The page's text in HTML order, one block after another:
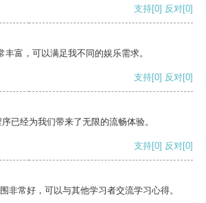
支持[0] 反对[0]
丰富，可以满足我不同的娱乐需求。
支持[0] 反对[0]
已经为我们带来了无限的流畅体验。
支持[0] 反对[0]
非常好，可以与其他学习者交流学习心得。